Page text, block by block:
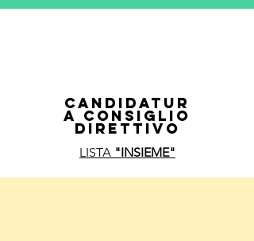
CANDIDATUR
A CONSIGLIO
DIRETTIVO
LISTA "INSIEME"